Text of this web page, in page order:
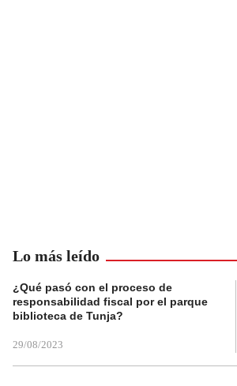
Lo más leído
¿Qué pasó con el proceso de
responsabilidad fiscal por el parque
biblioteca de Tunja?
29/08/2023